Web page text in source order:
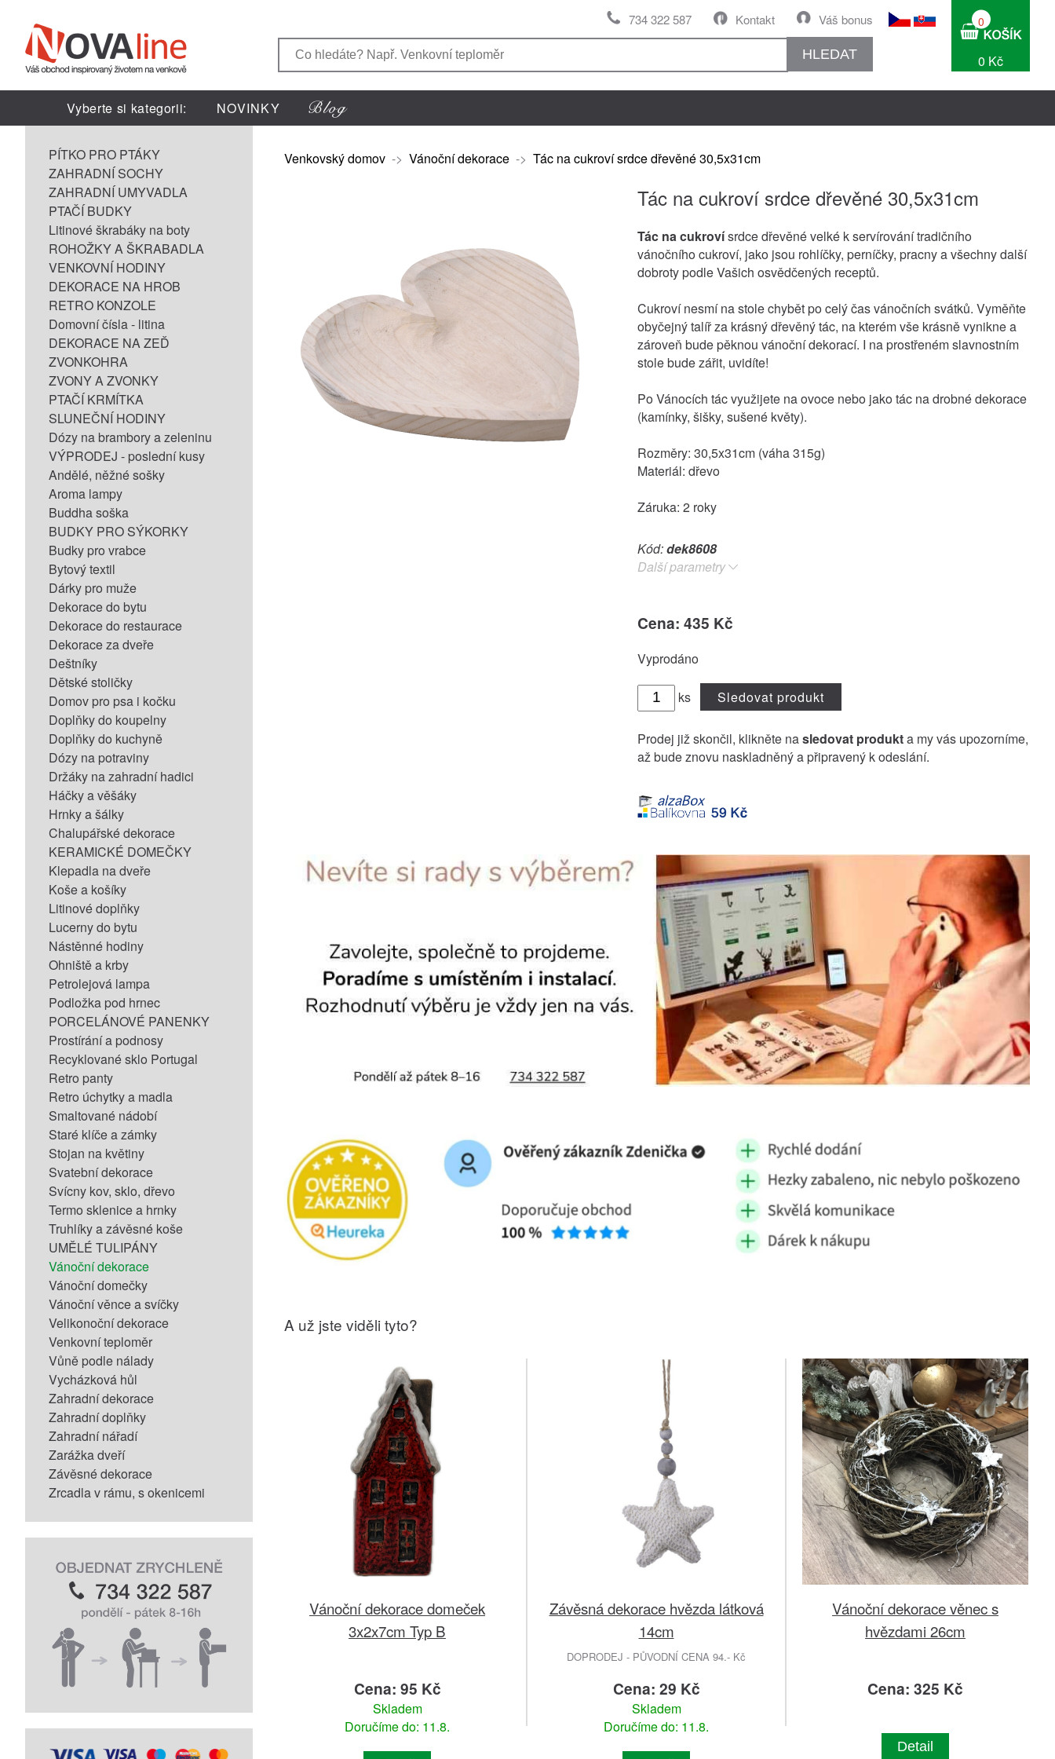
Váš bonus
Kontakt
734 322 587
HLEDAT
0
0 Kč
Vyberte si kategorii: NOVINKY
PÍTKO PRO PTÁKY
ZAHRADNÍ SOCHY
ZAHRADNÍ UMYVADLA
PTAČÍ BUDKY
Litinové škrabáky na boty
ROHOŽKY A ŠKRABADLA
VENKOVNÍ HODINY
DEKORACE NA HROB
RETRO KONZOLE
Domovní čísla - litina
DEKORACE NA ZEĎ
ZVONKOHRA
ZVONY A ZVONKY
PTAČÍ KRMÍTKA
SLUNEČNÍ HODINY
Dózy na brambory a zeleninu
VÝPRODEJ - poslední kusy
Andělé, něžné sošky
Aroma lampy
Buddha soška
BUDKY PRO SÝKORKY
Budky pro vrabce
Bytový textil
Dárky pro muže
Dekorace do bytu
Dekorace do restaurace
Dekorace za dveře
Deštníky
Dětské stoličky
Domov pro psa i kočku
Doplňky do koupelny
Doplňky do kuchyně
Dózy na potraviny
Držáky na zahradní hadici
Háčky a věšáky
Hrnky a šálky
Chalupářské dekorace
KERAMICKÉ DOMEČKY
Klepadla na dveře
Koše a košíky
Litinové doplňky
Lucerny do bytu
Nástěnné hodiny
Ohniště a krby
Petrolejová lampa
Podložka pod hrnec
PORCELÁNOVÉ PANENKY
Prostírání a podnosy
Recyklované sklo Portugal
Retro panty
Retro úchytky a madla
Smaltované nádobí
Staré klíče a zámky
Stojan na květiny
Svatební dekorace
Svícny kov, sklo, dřevo
Termo sklenice a hrnky
Truhlíky a závěsné koše
UMĚLÉ TULIPÁNY
Vánoční dekorace
Vánoční domečky
Vánoční věnce a svíčky
Velikonoční dekorace
Venkovní teploměr
Vůně podle nálady
Vycházková hůl
Zahradní dekorace
Zahradní doplňky
Zahradní nářadí
Zarážka dveří
Závěsné dekorace
Zrcadla v rámu, s okenicemi
Venkovský domov -> Vánoční dekorace -> Tác na cukroví srdce dřevěné 30,5x31cm
Tác na cukroví srdce dřevěné 30,5x31cm
Tác na cukrovísrdce dřevěné velké k servírování tradičního
vánočního cukroví, jako jsou rohlíčky, perníčky, pracny a všechny další
dobroty podle Vašich osvědčených receptů.
Cukroví nesmí na stole chybět po celý čas vánočních svátků. Vyměňte
obyčejný talíř za krásný dřevěný tác, na kterém vše krásně vynikne a
zároveň bude pěknou vánoční dekorací. I na prostřeném slavnostním
stole bude zářit, uvidíte!
Po Vánocích tác využijete na ovoce nebo jako tác na drobné dekorace
(kamínky, šišky, sušené květy).
Rozměry: 30,5x31cm (váha 315g)
Materiál: dřevo
Záruka: 2 roky
Kód:dek8608
Další parametry
Cena: 435 Kč
Vyprodáno
ks Sledovat produkt
Prodej již skončil, klikněte nasledovat produkta my vás upozorníme,
až bude znovu naskladněný a připravený k odeslání.
A už jste viděli tyto?
Vánoční dekorace domeček
3x2x7cm Typ B
Cena: 95 Kč
Skladem
Doručíme do: 11.8.
Závěsná dekorace hvězda látková
14cm
DOPRODEJ - PŮVODNÍ CENA 94.- Kč
Cena: 29 Kč
Skladem
Doručíme do: 11.8.
Vánoční dekorace věnec s
hvězdami 26cm
Cena: 325 Kč
Detail